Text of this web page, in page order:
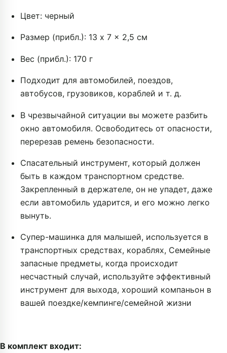
Цвет: черный
Размер (прибл.): 13 x 7 x 2,5 см
Вес (прибл.): 170 г
Подходит для автомобилей, поездов,
автобусов, грузовиков, кораблей и т. д.
В чрезвычайной ситуации вы можете разбить
окно автомобиля. Освободитесь от опасности,
перерезав ремень безопасности.
Спасательный инструмент, который должен
быть в каждом транспортном средстве.
Закрепленный в держателе, он не упадет, даже
если автомобиль ударится, и его можно легко
вынуть.
Супер-машинка для малышей, используется в
транспортных средствах, кораблях, Семейные
запасные предметы, когда происходит
несчастный случай, используйте эффективный
инструмент для выхода, хороший компаньон в
вашей поездке/кемпинге/семейной жизни
В комплект входит: